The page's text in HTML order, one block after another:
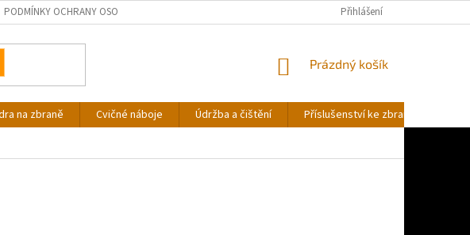
PODMÍNKY OCHRANY OSOBNÍCH ÚDAJŮ Přihlášení
NÁKUPNÍ
Prázdný košík
na zbraně Cvičné náboje Údržba a čištění Příslušenství ke zbraním